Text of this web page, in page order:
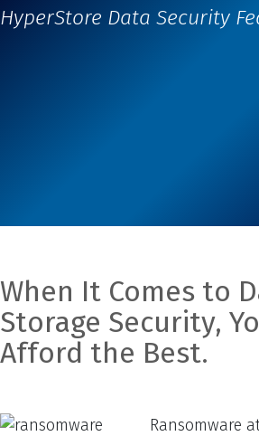
HyperStore Data Security
When It Comes to
Storage Security,
Afford the Best.
Ransomware